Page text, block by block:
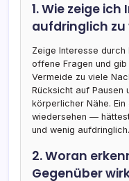
1. Wie zeige
aufdringlich zu
Zeige Interesse durch
offene Fragen und
Vermeide zu viele
Rücksicht auf Pausen
körperlicher Nähe.
wiedersehen —
und wenig aufdringlich.
2. Woran
Gegenüber